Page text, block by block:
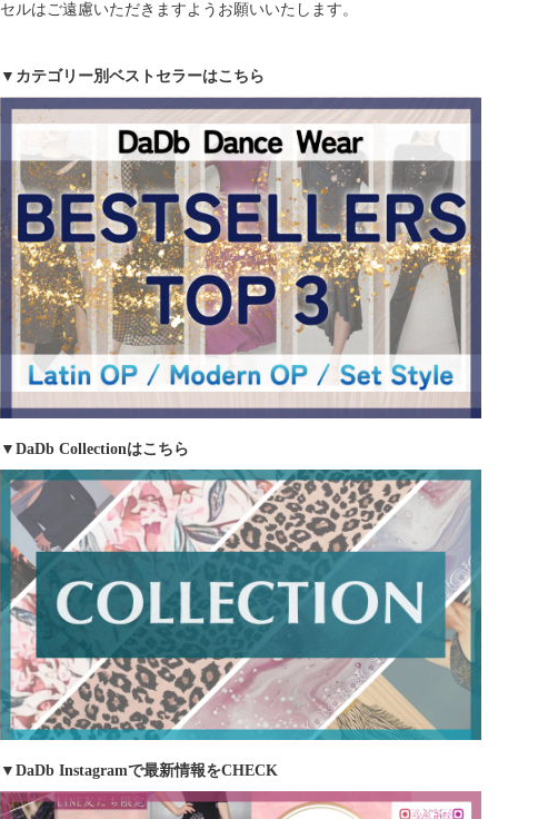
セルはご遠慮いただきますようお願いいたします。
▼カテゴリー別ベストセラーはこちら
▼DaDb Collectionはこちら
▼DaDb Instagramで最新情報をCHECK